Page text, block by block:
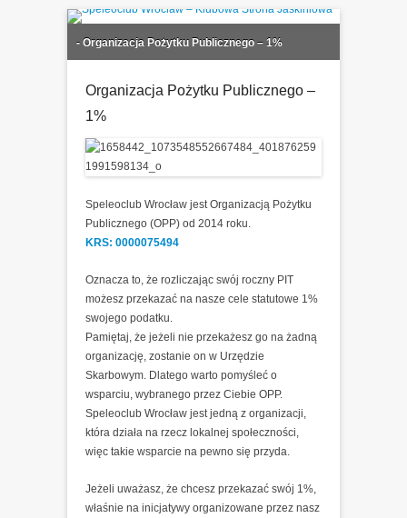
Speleoclub Wroclaw – Klubowa
- Organizacja Pożytku Publicznego – 1%
Organizacja Pożytku Publicznego –
1%
Speleoclub Wrocław jest Organizacją Pożytku
Publicznego (OPP) od 2014 roku.
KRS: 0000075494
Oznacza to, że rozliczając swój roczny PIT
możesz przekazać na nasze cele statutowe 1%
swojego podatku.
Pamiętaj, że jeżeli nie przekażesz go na żadną
organizację, zostanie on w Urzędzie
Skarbowym. Dlatego warto pomyśleć o
wsparciu, wybranego przez Ciebie OPP.
Speleoclub Wrocław jest jedną z organizacji,
która działa na rzecz lokalnej społeczności,
więc takie wsparcie na pewno się przyda.
Jeżeli uważasz, że chcesz przekazać swój 1%,
właśnie na inicjatywy organizowane przez nasz